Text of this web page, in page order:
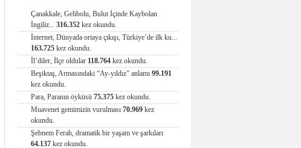
Çanakkale, Gelibolu, Bulut İçinde Kaybolan
İngiliz... 316.352 kez okundu.
İnternet, Dünyada ortaya çıkışı, Türkiye’de ilk ku...
163.725 kez okundu.
İl’diler, İlçe oldular 118.764 kez okundu.
Beşiktaş, Armasındaki “Ay-yıldız” anlamı 99.191
kez okundu.
Para, Paranın öyküsü 75.375 kez okundu.
Muavenet gemimizin vurulması 70.969 kez
okundu.
Şebnem Ferah, dramatik bir yaşam ve şarkıları
64.137 kez okundu.